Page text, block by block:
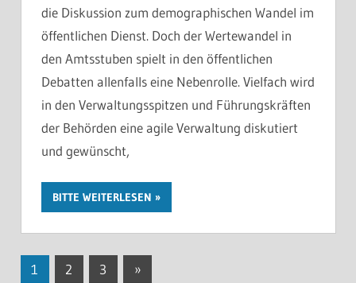
die Diskussion zum demographischen Wandel im
öffentlichen Dienst. Doch der Wertewandel in
den Amtsstuben spielt in den öffentlichen
Debatten allenfalls eine Nebenrolle. Vielfach wird
in den Verwaltungsspitzen und Führungskräften
der Behörden eine agile Verwaltung diskutiert
und gewünscht,
BITTE WEITERLESEN
Seitennummerierung
1 2 3
Nächste
»